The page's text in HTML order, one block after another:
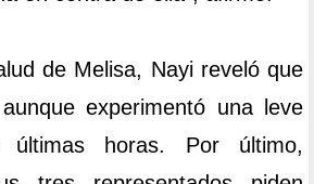
de Melisa, Nayi reveló que
experimentó una leve
horas. Por último,